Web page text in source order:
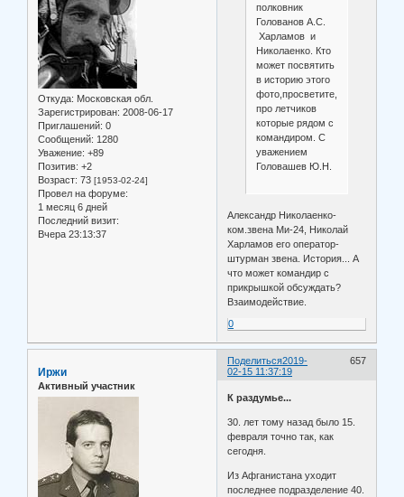
Откуда: Московская обл.
Зарегистрирован: 2008-06-17
Приглашений: 0
Сообщений: 1280
Уважение: +89
Позитив: +2
Возраст: 73 [1953-02-24]
Провел на форуме:
1 месяц 6 дней
Последний визит:
Вчера 23:13:37
полковник
Голованов А.С.
Харламов и
Николаенко. Кто
может посвятить
в историю этого
фото,просветите,особенно
про летчиков
которые рядом с
командиром. С
уважением
Головашев Ю.Н.
Александр Николаенко-
ком.звена Ми-24, Николай
Харламов его оператор-
штурман звена. История... А
что может командир с
прикрышкой обсуждать?
Взаимодействие.
0
Поделиться 657
2019-
02-15 11:37:19
Иржи
Активный участник
К раздумье...
30. лет тому назад было 15.
февраля точно так, как
сегодня.
Из Афганистана уходит
последнее подразделение 40.